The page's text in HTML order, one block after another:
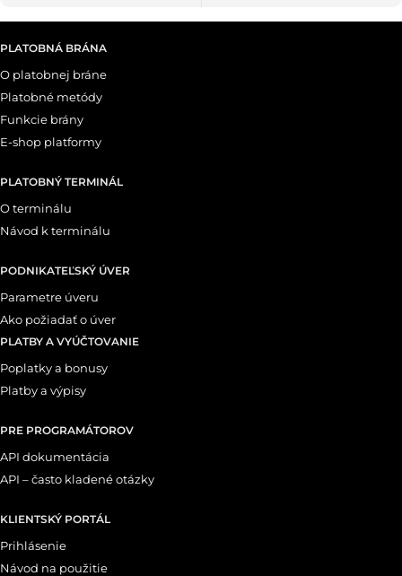
PLATOBNÁ BRÁNA
O platobnej bráne
Platobné metódy
Funkcie brány
E-shop platformy
PLATOBNÝ TERMINÁL
O terminálu
Návod k terminálu
PODNIKATEĽSKÝ ÚVER
Parametre úveru
Ako požiadať o úver
PLATBY A VYÚČTOVANIE
Poplatky a bonusy
Platby a výpisy
PRE PROGRAMÁTOROV
API dokumentácia
API – často kladené otázky
KLIENTSKÝ PORTÁL
Prihlásenie
Návod na použitie